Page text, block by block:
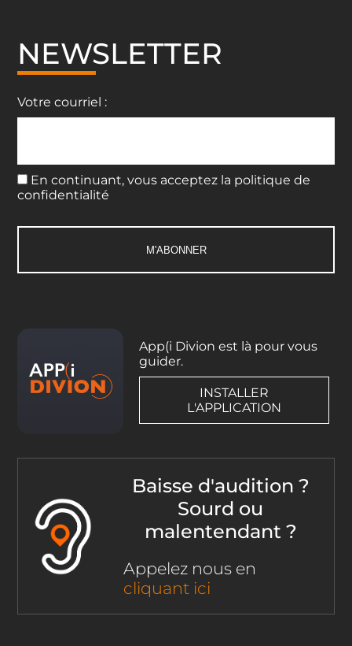
NEWSLETTER
Votre courriel :
En continuant, vous acceptez la politique de
confidentialité
App(i Divion est là pour vous
guider.
INSTALLER
L'APPLICATION
Baisse d'audition ?
Sourd ou
malentendant ?
Appelez nous en
cliquant ici